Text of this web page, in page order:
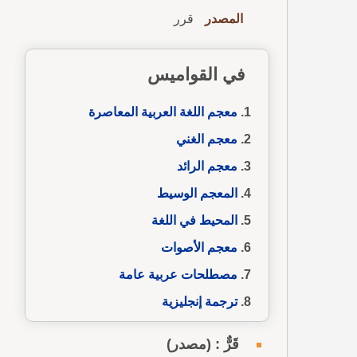
المصدر قرر
في القواميس
معجم اللغة العربية المعاصرة
معجم الغني
معجم الرائد
المعجم الوسيط
المحيط في اللغة
معجم الأصوات
مصطلحات عربية عامة
ترجمة إنجليزية
قَرٌّ : (مصدر)